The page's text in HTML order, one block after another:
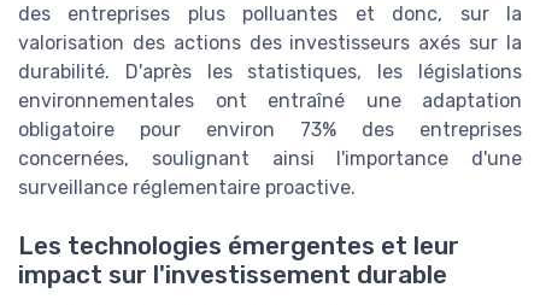
des entreprises plus polluantes et donc, sur la
valorisation des actions des investisseurs axés sur la
durabilité. D'après les statistiques, les législations
environnementales ont entraîné une adaptation
obligatoire pour environ 73% des entreprises
concernées, soulignant ainsi l'importance d'une
surveillance réglementaire proactive.
Les technologies émergentes et leur
impact sur l'investissement durable